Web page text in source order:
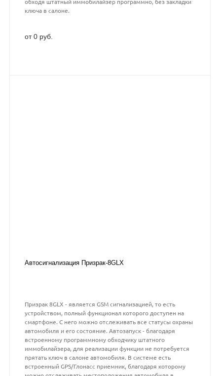
обходя штатный иммобилайзер программно, без закладки
ключа в салоне.
от 0 руб.
Автосигнализация Призрак-8GLX
Призрак 8GLX - является GSM сигнализацией, то есть
устройством, полный функционал которого доступен на
смартфоне. С него можно отслеживать все статусы охраны
автомобиля и его состояние. Автозапуск - благодаря
встроенному программному обходчику штатного
иммобилайзера, для реализации функции не потребуется
прятать ключ в салоне автомобиля. В системе есть
встроенный GPS/Глонасс приемник, благодаря которому